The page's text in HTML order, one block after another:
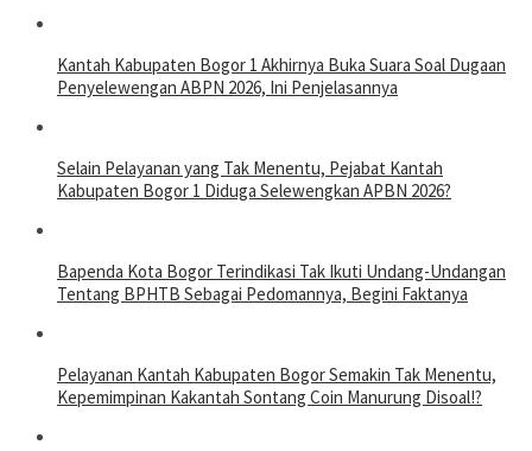
Kantah Kabupaten Bogor 1 Akhirnya Buka Suara Soal Dugaan
Penyelewengan ABPN 2026, Ini Penjelasannya
Selain Pelayanan yang Tak Menentu, Pejabat Kantah
Kabupaten Bogor 1 Diduga Selewengkan APBN 2026?
Bapenda Kota Bogor Terindikasi Tak Ikuti Undang-Undangan
Tentang BPHTB Sebagai Pedomannya, Begini Faktanya
Pelayanan Kantah Kabupaten Bogor Semakin Tak Menentu,
Kepemimpinan Kakantah Sontang Coin Manurung Disoal!?